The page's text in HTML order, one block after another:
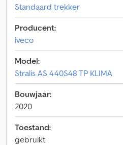
Standaard trekker
Producent:
iveco
Model:
Stralis AS 440S48 TP KLIMA
Bouwjaar:
2020
Toestand:
gebruikt